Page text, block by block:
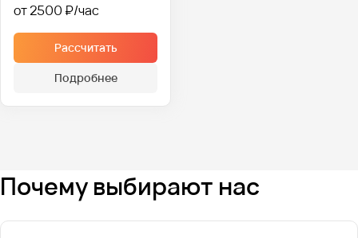
от 2500 ₽
Рассчитать
Подробнее
Почему выбирают нас